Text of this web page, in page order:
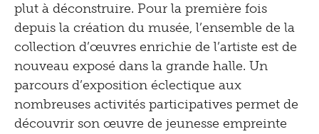
plut à déconstruire. Pour la première fois
depuis la création du musée, l’ensemble de la
collection d’œuvres enrichie de l’artiste est de
nouveau exposé dans la grande halle. Un
parcours d’exposition éclectique aux
nombreuses activités participatives permet de
découvrir son œuvre de jeunesse empreinte